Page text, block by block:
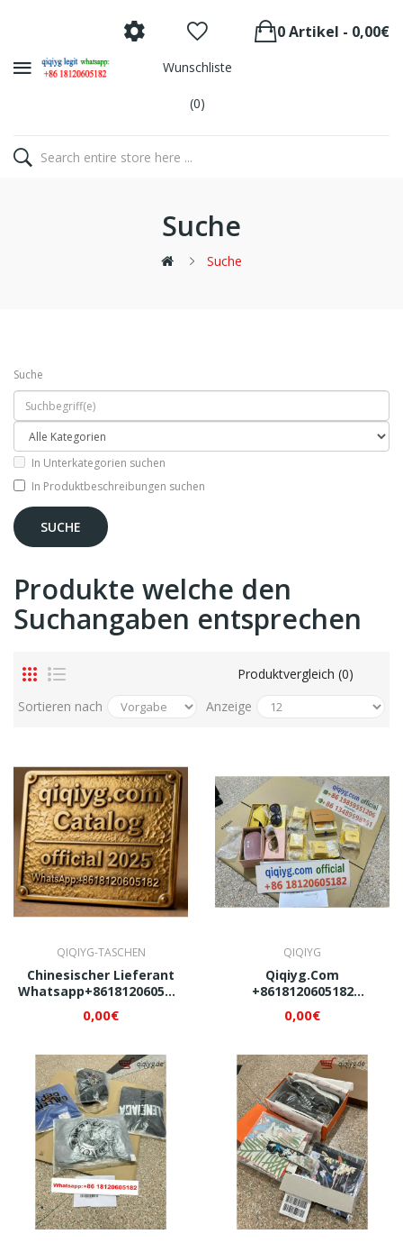
Wunschliste
(0)
0 Artikel - 0,00€
Suche
Suche
Suche
In Unterkategorien suchen
In Produktbeschreibungen suchen
Produkte welche den
Suchangaben entsprechen
Produktvergleich (0)
Sortieren nach
Anzeige
QIQIYG-TASCHEN
Chinesischer Lieferant
Whatsapp+8618120605182
Und Partymode 2025 –
0,00€
QIQIYG
Qiqiyg.com
+8618120605182
Uhren.
Vertrauenswürdiger
Lieferant Aus China.
Jetzt Bestellen!
0,00€